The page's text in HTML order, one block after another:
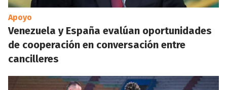
Apoyo
Venezuela y España evalúan oportunidades
de cooperación en conversación entre
cancilleres